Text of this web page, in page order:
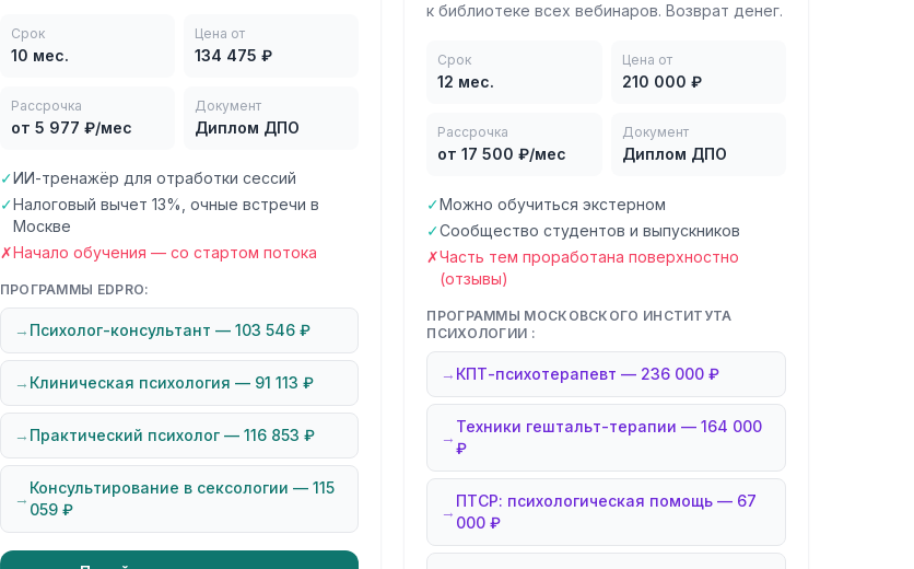
Срок
10 мес.
Цена от
134 475 ₽
Рассрочка
от 5 977 ₽/мес
Документ
Диплом ДПО
✓ИИ-тренажёр для отработки сессий
✓Налоговый вычет 13%, очные встречи в
Москве
✗Начало обучения — со стартом потока
ПРОГРАММЫ EDPRO:
→ Психолог-консультант — 103 546 ₽
→ Клиническая психология — 91 113 ₽
→ Практический психолог — 116 853 ₽
→
Консультирование в сексологии — 115
059 ₽
к библиотеке всех вебинаров. Возврат денег.
Срок
12 мес.
Цена от
210 000 ₽
Рассрочка
от 17 500 ₽/мес
Документ
Диплом ДПО
✓Можно обучиться экстерном
✓Сообщество студентов и выпускников
✗Часть тем проработана поверхностно
(отзывы)
ПРОГРАММЫ МОСКОВСКОГО ИНСТИТУТА
ПСИХОЛОГИИ :
→ КПТ-психотерапевт — 236 000 ₽
→
Техники гештальт-терапии — 164 000
₽
→
ПТСР: психологическая помощь — 67
000 ₽